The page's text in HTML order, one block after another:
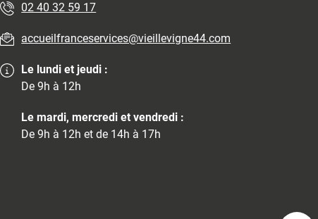
02 40 32 59 17
accueilfranceservices@vieillevigne44.com
Le lundi et jeudi :
De 9h à 12h
Le mardi, mercredi et vendredi :
De 9h à 12h et de 14h à 17h